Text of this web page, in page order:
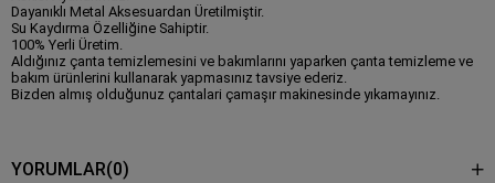
Dayanıklı Metal Aksesuardan Üretilmiştir.
Su Kaydırma Özelliğine Sahiptir.
100% Yerli Üretim.
Aldığınız çanta temizlemesini ve bakımlarını yaparken çanta temizleme ve
bakım ürünlerini kullanarak yapmasınız tavsiye ederiz.
Bizden almış olduğunuz çantalari çamaşır makinesinde yıkamayınız.
YORUMLAR(0)